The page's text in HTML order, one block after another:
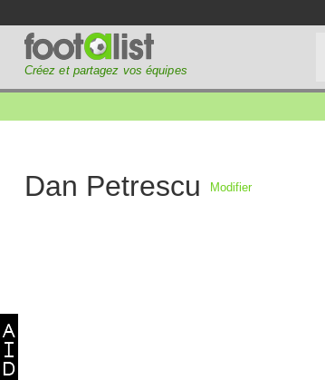
Créez et partagez vos équipes
Dan Petrescu Modifier